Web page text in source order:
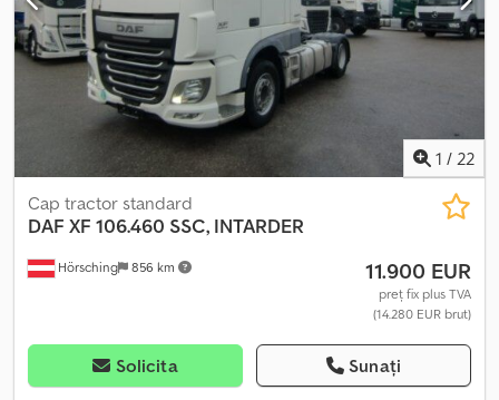
parcare
1 / 22
Hörsching 856 km
Cap tractor standard
DAF XF 106.460 SSC, INTARDER
11.900 EUR
preț fix plus TVA
(14.280 EUR brut)
Solicita Sunați